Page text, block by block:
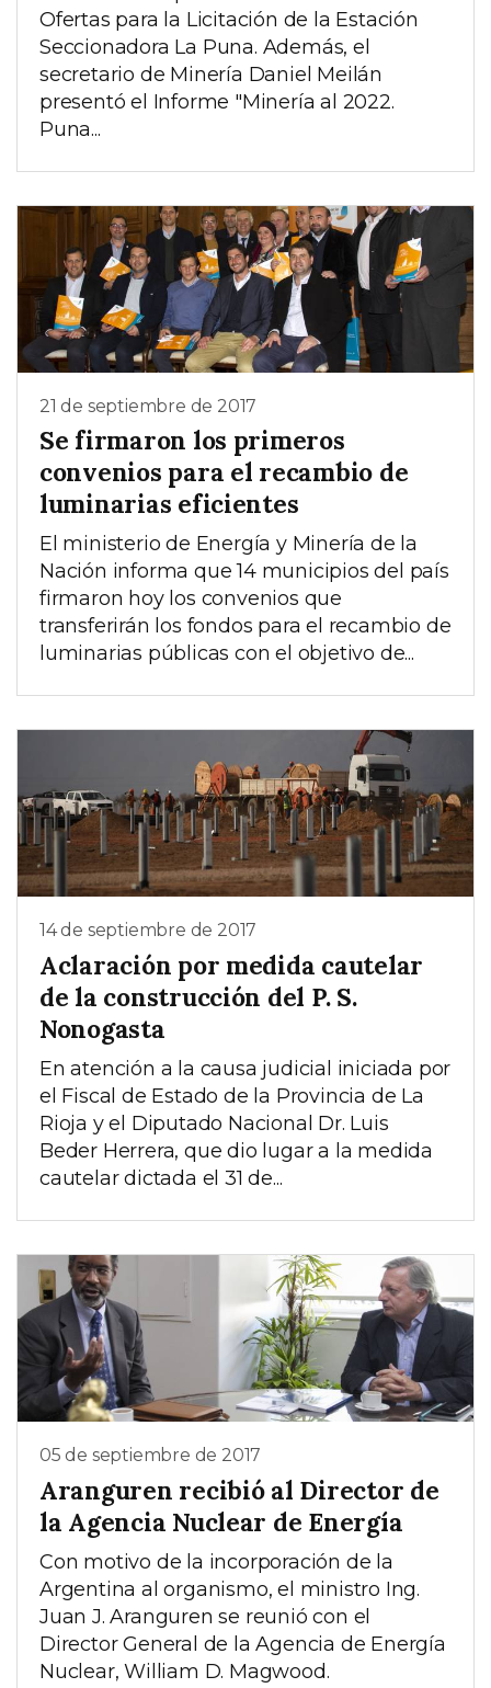
Ofertas para la Licitación de la Estación
Seccionadora La Puna. Además, el
secretario de Minería Daniel Meilán
presentó el Informe "Minería al 2022.
Puna...
21 de septiembre de 2017
Se firmaron los primeros
convenios para el recambio de
luminarias eficientes
El ministerio de Energía y Minería de la
Nación informa que 14 municipios del país
firmaron hoy los convenios que
transferirán los fondos para el recambio de
luminarias públicas con el objetivo de...
14 de septiembre de 2017
Aclaración por medida cautelar
de la construcción del P. S.
Nonogasta
En atención a la causa judicial iniciada por
el Fiscal de Estado de la Provincia de La
Rioja y el Diputado Nacional Dr. Luis
Beder Herrera, que dio lugar a la medida
cautelar dictada el 31 de...
05 de septiembre de 2017
Aranguren recibió al Director de
la Agencia Nuclear de Energía
Con motivo de la incorporación de la
Argentina al organismo, el ministro Ing.
Juan J. Aranguren se reunió con el
Director General de la Agencia de Energía
Nuclear, William D. Magwood.